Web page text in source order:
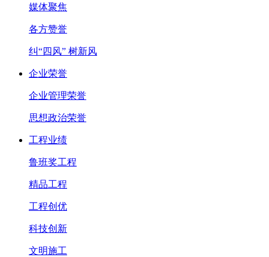
媒体聚焦
各方赞誉
纠“四风” 树新风
企业荣誉
企业管理荣誉
思想政治荣誉
工程业绩
鲁班奖工程
精品工程
工程创优
科技创新
文明施工